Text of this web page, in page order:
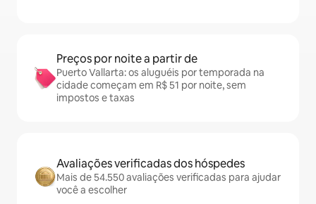
Preços por noite a partir de
Puerto Vallarta: os aluguéis por temporada na
cidade começam em R$ 51 por noite, sem
impostos e taxas
Avaliações verificadas dos hóspedes
Mais de 54.550 avaliações verificadas para ajudar
você a escolher